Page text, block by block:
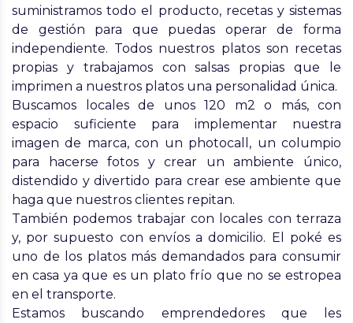
suministramos todo el producto, recetas y sistemas
de gestión para que puedas operar de forma
independiente. Todos nuestros platos son recetas
propias y trabajamos con salsas propias que le
imprimen a nuestros platos una personalidad única.
Buscamos locales de unos 120 m2 o más, con
espacio suficiente para implementar nuestra
imagen de marca, con un photocall, un columpio
para hacerse fotos y crear un ambiente único,
distendido y divertido para crear ese ambiente que
haga que nuestros clientes repitan.
También podemos trabajar con locales con terraza
y, por supuesto con envíos a domicilio. El poké es
uno de los platos más demandados para consumir
en casa ya que es un plato frío que no se estropea
en el transporte.
Estamos buscando emprendedores que les